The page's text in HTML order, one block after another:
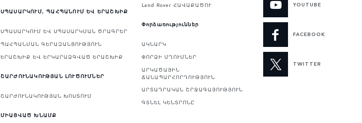
ՍՊԱՍԱՐԿՈՒՄ, ՊԱՀՊԱՆՈՒՄ ԵՎ ԵՐԱՇԽԻՔ
ՍՊԱՍԱՐԿՈՒՄ ԵՎ ՍՊԱՍԱՐԿՄԱՆ ԾՐԱԳՐԵՐ
ՊԱՀՊԱՆՄԱՆ ԳԵՐԱԶԱՆՑՈՒԹՅՈՒՆ
ԵՐԱՇԽԻՔ ԵՎ ԵՐԿԱՐԱՁԳՎԱԾ ԵՐԱՇԽԻՔ
ՇԱՐԺՈՒՆԱԿՈՒԹՅԱՆ ԼՈՒԾՈՒՄՆԵՐ
ՇԱՐԺՈՒՆԱԿՈՒԹՅԱՆ ԽՈՍՏՈՒՄ
ՄԻԱՑՎԱԾ ԽՆԱՄՔ
Land Rover ՀԱՎԱՔԱԾՈՒ
Փորձառություններ
ԱԿՆԱՐԿ
ՓՈՐՁԻ ՄՂՈՒՄՆԵՐ
ԱՐԿԱԾԱՅԻՆ
ՃԱՆԱՊԱՐՀՈՐԴՈՒԹՅՈՒՆ
ԱՐՏԱԴՐԱԿԱՆ ՇՐՋԱԳԱՅՈՒԹՅՈՒՆ
ԳՏՆԵԼ ԿԵՆՏՐՈՆԸ
YOUTUBE
FACEBOOK
TWITTER